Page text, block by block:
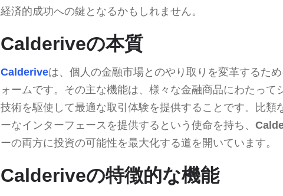
経済的成功への鍵となるかもしれません。
Calderiveの本質
Calderiveは、個人の金融市場とのやり取りを変革するた
ォームです。その主な機能は、様々な金融商品にわたっ
技術を駆使して最適な取引体験を提供することです。比類
ーなインターフェースを提供するという使命を持ち、
ーの両方に投資の可能性を最大化する道を開いています。
Calderiveの特徴的な機能